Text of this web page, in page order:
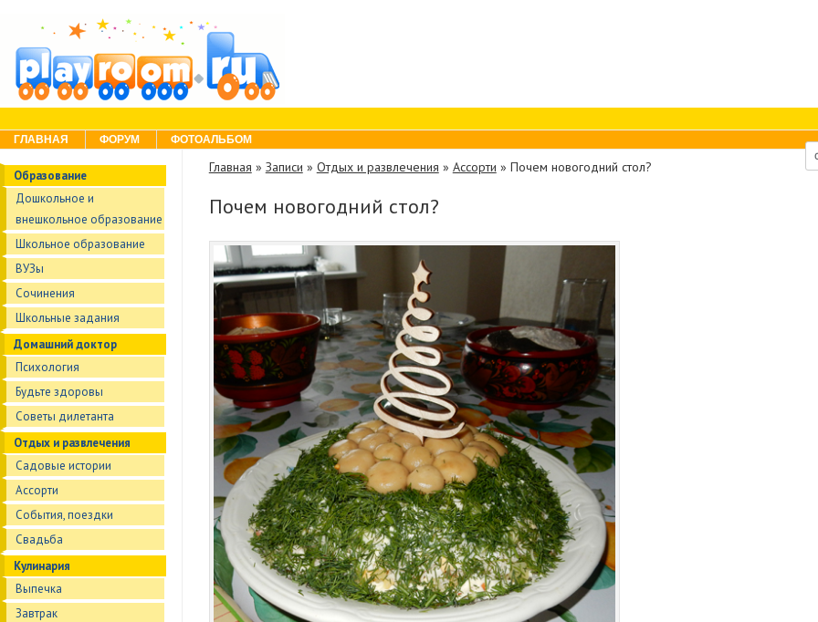
Menu
Skip to content
ГЛАВНАЯ ФОРУМ ФОТОАЛЬБОМ
Образование
Дошкольное и
внешкольное образование
Школьное образование
ВУЗы
Сочинения
Школьные задания
Домашний доктор
Психология
Будьте здоровы
Советы дилетанта
Отдых и развлечения
Садовые истории
Ассорти
События, поездки
Свадьба
Кулинария
Выпечка
Завтрак
Главная » Записи » Отдых и развлечения » Ассорти » Почем новогодний стол?
Почем новогодний стол?